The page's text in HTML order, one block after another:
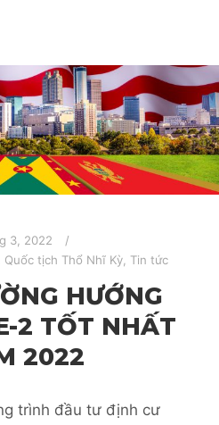
3, 2022
Quốc tịch Thổ Nhĩ Kỳ Tin tức
HƯỚNG
2 TỐT NHẤT
2022
trình đầu tư định cư